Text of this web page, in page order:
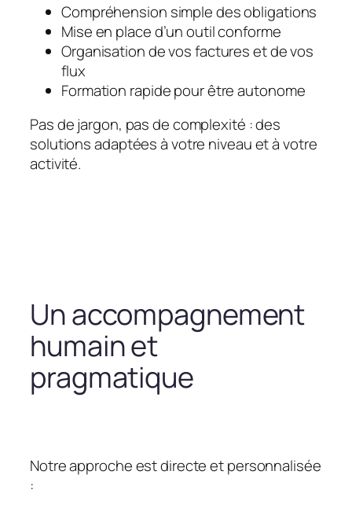
Compréhension simple des obligations
Mise en place d’un outil conforme
Organisation de vos factures et de vos
flux
Formation rapide pour être autonome
Pas de jargon, pas de complexité : des
solutions adaptées à votre niveau et à votre
activité.
Un accompagnement
humain et
pragmatique
Notre approche est directe et personnalisée
: